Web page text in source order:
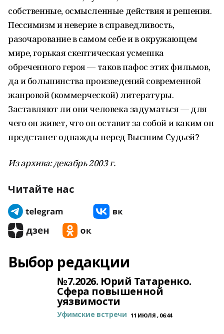
собственные, осмысленные действия и решения.
Пессимизм и неверие в справедливость,
разочарование в самом себе и в окружающем
мире, горькая скептическая усмешка
обреченного героя — таков пафос этих фильмов,
да и большинства произведений современной
жанровой (коммерческой) литературы.
Заставляют ли они человека задуматься — для
чего он живет, что он оставит за собой и каким он
предстанет однажды перед Высшим Судьей?
Из архива: декабрь 2003 г.
Читайте нас
Выбор редакции
№7.2026. Юрий Татаренко.
Сфера повышенной
уязвимости
Уфимские встречи 11 ИЮЛЯ , 06:44